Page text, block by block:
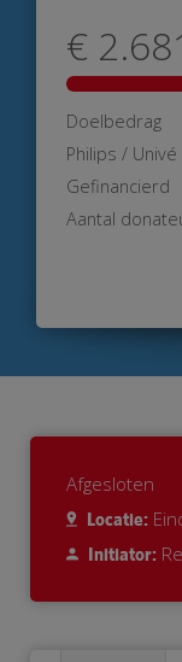
€
Doelbedrag
Philips /
Gefinancierd
Aantal
Afgesloten
Locatie:
Initiator: